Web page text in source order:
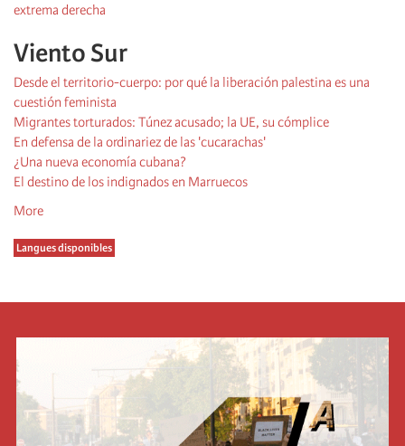
extrema derecha
Viento Sur
Desde el territorio-cuerpo: por qué la liberación palestina es una
cuestión feminista
Migrantes torturados: Túnez acusado; la UE, su cómplice
En defensa de la ordinariez de las 'cucarachas'
¿Una nueva economía cubana?
El destino de los indignados en Marruecos
More
Langues disponibles